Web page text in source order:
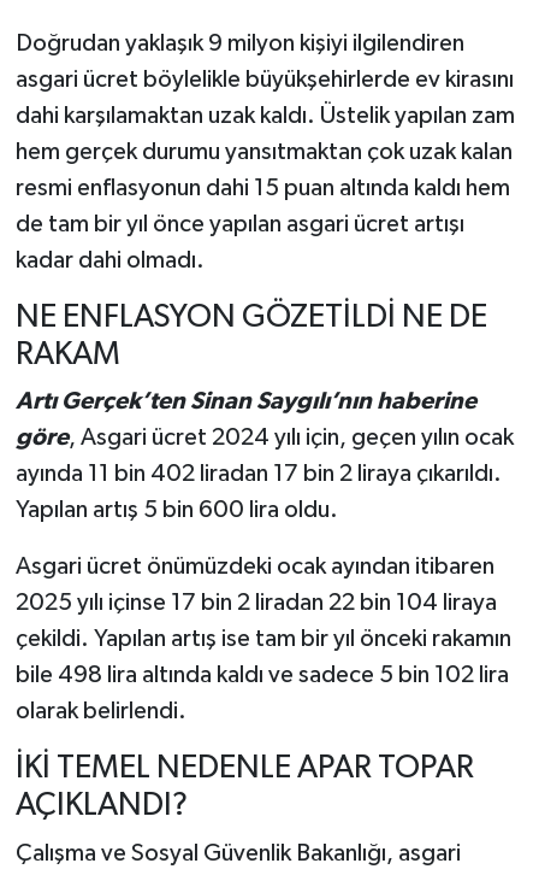
Doğrudan yaklaşık 9 milyon kişiyi ilgilendiren
asgari ücret böylelikle büyükşehirlerde ev kirasını
dahi karşılamaktan uzak kaldı. Üstelik yapılan zam
hem gerçek durumu yansıtmaktan çok uzak kalan
resmi enflasyonun dahi 15 puan altında kaldı hem
de tam bir yıl önce yapılan asgari ücret artışı
kadar dahi olmadı.
NE ENFLASYON GÖZETİLDİ NE DE
RAKAM
Artı Gerçek’ten Sinan Saygılı’nın haberine
göre, Asgari ücret 2024 yılı için, geçen yılın ocak
ayında 11 bin 402 liradan 17 bin 2 liraya çıkarıldı.
Yapılan artış 5 bin 600 lira oldu.
Asgari ücret önümüzdeki ocak ayından itibaren
2025 yılı içinse 17 bin 2 liradan 22 bin 104 liraya
çekildi. Yapılan artış ise tam bir yıl önceki rakamın
bile 498 lira altında kaldı ve sadece 5 bin 102 lira
olarak belirlendi.
İKİ TEMEL NEDENLE APAR TOPAR
AÇIKLANDI?
Çalışma ve Sosyal Güvenlik Bakanlığı, asgari